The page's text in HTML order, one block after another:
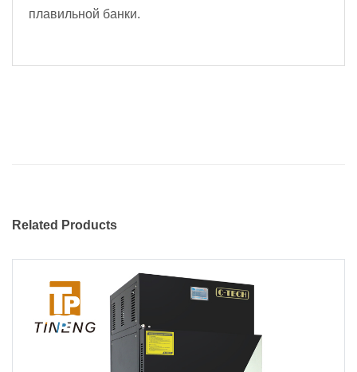
плавильной банки.
Related Products